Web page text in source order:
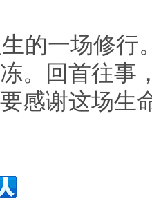
的一场修行
。回首往事
感谢这场生